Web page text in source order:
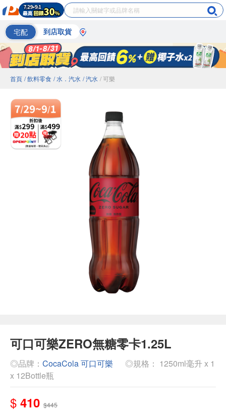
宅配 到店取貨
首頁 / 飲料零食 / 水．汽水 / 汽水 / 可樂
可口可樂ZERO無糖零卡1.25L
◎品牌： CocaCola 可口可樂
◎規格： 1250ml毫升 x 1
x 12Bottle瓶
$ 410 $445